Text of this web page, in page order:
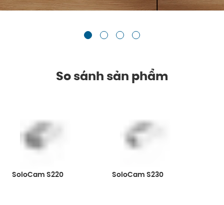
So sánh sản phẩm
SoloCam S220 SoloCam S230